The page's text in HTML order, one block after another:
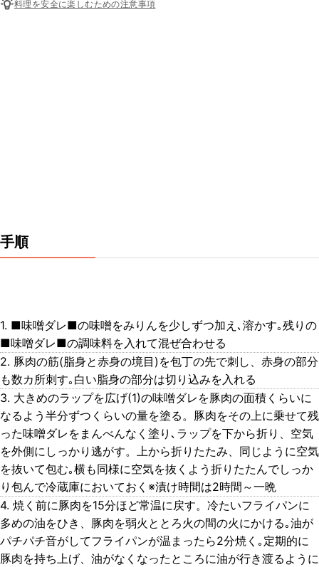
料理を安全に楽しむための注意事項
手順
1. ■味噌ダレ■の味噌をみりんを少しずつ加え､溶かす｡残りの
■味噌ダレ■の調味料を入れて混ぜ合わせる
2. 豚肉の筋(脂身と赤身の境目)を包丁の先で刺し、赤身の部分
も数カ所刺す｡白い脂身の部分は切り込みを入れる
3. 大きめのラップを広げ(1)の味噌ダレを豚肉の面積くらいに
なるよう半分ずつくらいの量を塗る。豚肉をその上に乗せて残
った味噌ダレをまんべんなく塗り､ラップを下から折り、空気
を外側にしっかり逃がす。上から折りたたみ、同じように空気
を抜いて包む｡横も同様に空気を抜くよう折りたたんでしっか
り包んで冷蔵庫においておく※漬け時間は2時間～一晩
4. 焼く前に豚肉を15分ほど常温に戻す。冷たいフライパンに
多めの油をひき、豚肉を弱火ととろ火の間の火にかける｡油が
パチパチ音がしてフライパンが温まったら2分焼く｡定期的に
豚肉を持ち上げ、油がなくなったところに油が行き渡るように